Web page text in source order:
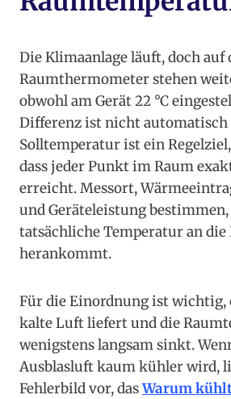
Die Klimaanlage läuft, doch auf
Raumthermometer stehen
obwohl am Gerät 22 °C
Differenz ist nicht automatisch
Solltemperatur ist ein
dass jeder Punkt im Raum
erreicht. Messort,
und Geräteleistung
tatsächliche Temperatur an
herankommt.
Für die Einordnung ist wichtig,
kalte Luft liefert und die
wenigstens langsam sinkt.
Ausblasluft kaum kühler wird,
Fehlerbild vor, dasWarum